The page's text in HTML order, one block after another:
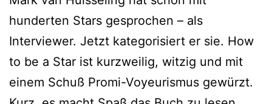
hunderten Stars gesprochen – als
Interviewer. Jetzt kategorisiert er sie. How
to be a Star ist kurzweilig, witzig und mit
einem Schuß Promi-Voyeurismus gewürzt.